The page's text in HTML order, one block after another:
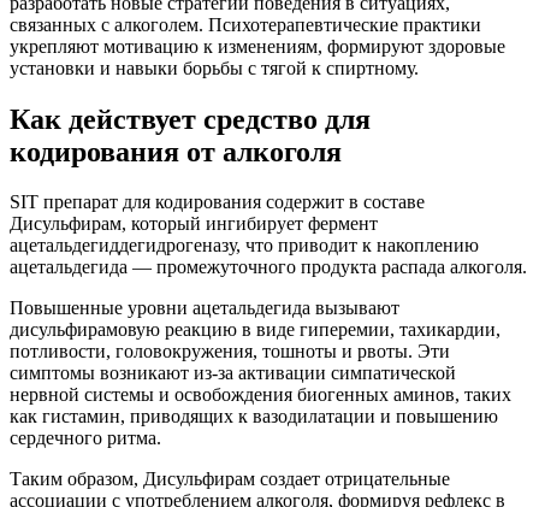
связанных с алкоголем. Психотерапевтические практики
укрепляют мотивацию к изменениям, формируют здоровые
установки и навыки борьбы с тягой к спиртному.
Как действует средство для
кодирования от алкоголя
SIT препарат для кодирования содержит в составе
Дисульфирам, который ингибирует фермент
ацетальдегиддегидрогеназу, что приводит к накоплению
ацетальдегида — промежуточного продукта распада алкоголя.
Повышенные уровни ацетальдегида вызывают
дисульфирамовую реакцию в виде гиперемии, тахикардии,
потливости, головокружения, тошноты и рвоты. Эти
симптомы возникают из-за активации симпатической
нервной системы и освобождения биогенных аминов, таких
как гистамин, приводящих к вазодилатации и повышению
сердечного ритма.
Таким образом, Дисульфирам создает отрицательные
ассоциации с употреблением алкоголя, формируя рефлекс в